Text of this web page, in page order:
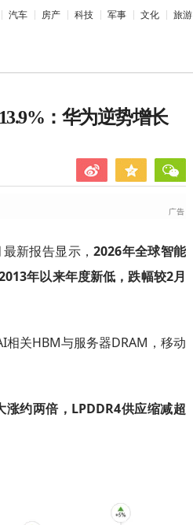
汽车 房产 科技 军事 文化 旅游
：华为逆势增长
新报告显示，2026年全球智能
年以来年度新低，跌幅较2月
关HBM与服务器DRAM，移动
约两倍，LPDDR4供应缩减超